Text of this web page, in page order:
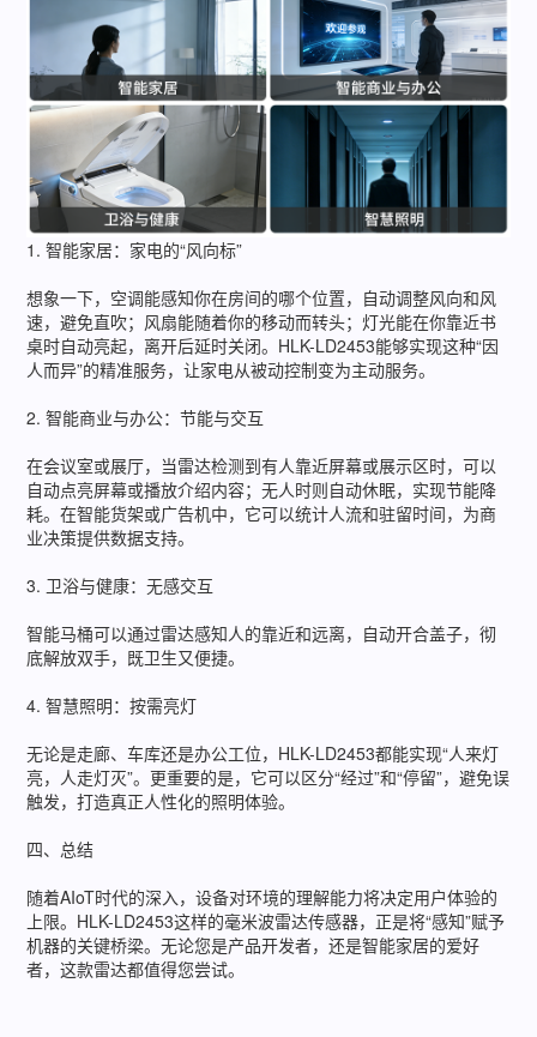
1. 智能家居：家电的“风向标”
想象一下，空调能感知你在房间的哪个位置，自动调整风向和风
速，避免直吹；风扇能随着你的移动而转头；灯光能在你靠近书
桌时自动亮起，离开后延时关闭。HLK-LD2453能够实现这种“因
人而异”的精准服务，让家电从被动控制变为主动服务。
2. 智能商业与办公：节能与交互
在会议室或展厅，当雷达检测到有人靠近屏幕或展示区时，可以
自动点亮屏幕或播放介绍内容；无人时则自动休眠，实现节能降
耗。在智能货架或广告机中，它可以统计人流和驻留时间，为商
业决策提供数据支持。
3. 卫浴与健康：无感交互
智能马桶可以通过雷达感知人的靠近和远离，自动开合盖子，彻
底解放双手，既卫生又便捷。
4. 智慧照明：按需亮灯
无论是走廊、车库还是办公工位，HLK-LD2453都能实现“人来灯
亮，人走灯灭”。更重要的是，它可以区分“经过”和“停留”，避免误
触发，打造真正人性化的照明体验。
四、总结
随着AIoT时代的深入，设备对环境的理解能力将决定用户体验的
上限。HLK-LD2453这样的毫米波雷达传感器，正是将“感知”赋予
机器的关键桥梁。无论您是产品开发者，还是智能家居的爱好
者，这款雷达都值得您尝试。